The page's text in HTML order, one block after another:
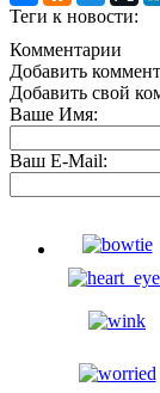
Теги к новости:
Комментарии
Добавить
Добавить свой
Ваше Имя:
Ваш E-Mail: